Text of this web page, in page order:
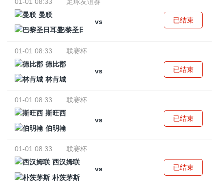
01-01 08:33
足球友谊赛
曼联
vs
巴黎圣日耳曼
已结束
01-01 08:33
联赛杯
德比郡
vs
林肯城
已结束
01-01 08:33
联赛杯
斯旺西
vs
伯明翰
已结束
01-01 08:33
联赛杯
西汉姆联
vs
朴茨茅斯
已结束